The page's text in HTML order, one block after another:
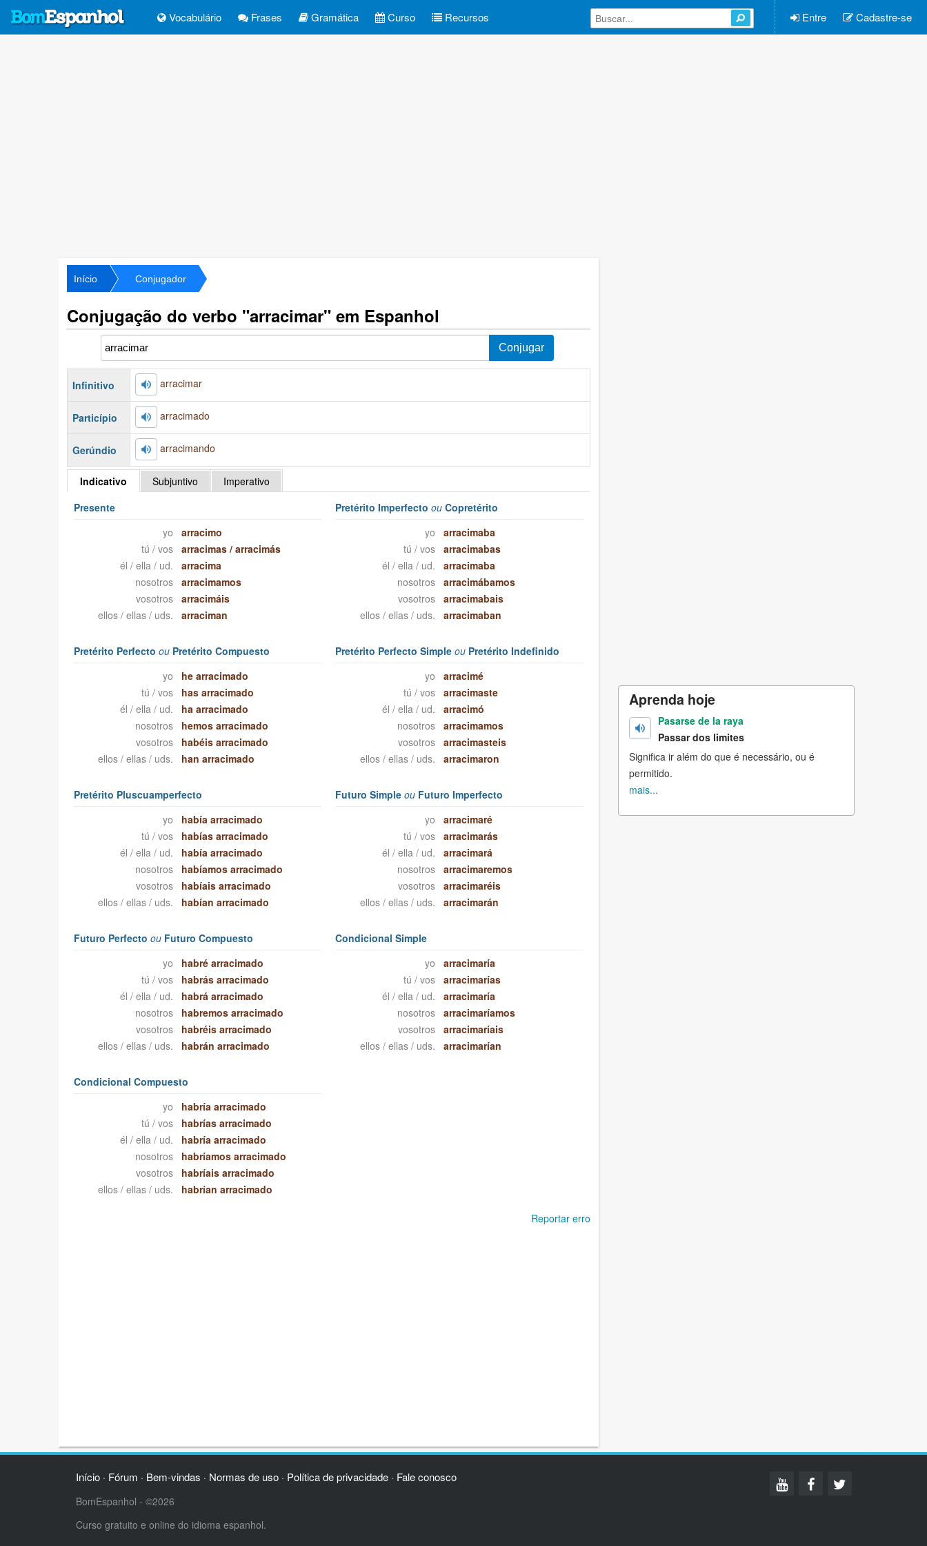
Vocabulário Frases Gramática Curso Recursos Entre Cadastre-se
Início Conjugador
Conjugação do verbo "arracimar" em Espanhol
Infinitivo arracimar
Particípio arracimado
Gerúndio arracimando
Indicativo Subjuntivo
Imperativo
Presente
yo
arracimo
tú / vos
arracimas /arracimás
él / ella / ud.
arracima
nosotros
arracimamos
vosotros
arracimáis
ellos / ellas / uds.
arraciman
Pretérito Imperfectoou Copretérito
yo
arracimaba
tú / vos
arracimabas
él / ella / ud.
arracimaba
nosotros
arracimábamos
vosotros
arracimabais
ellos / ellas / uds.
arracimaban
Pretérito Perfecto ouPretérito Compuesto
yo
he arracimado
tú / vos
has arracimado
él / ella / ud.
ha arracimado
nosotros
hemos arracimado
vosotros
habéis arracimado
ellos / ellas / uds.
han arracimado
Pretérito Perfecto Simpleou Pretérito Indefinido
yo
arracimé
tú / vos
arracimaste
él / ella / ud.
arracimó
nosotros
arracimamos
vosotros
arracimasteis
ellos / ellas / uds.
arracimaron
Pretérito Pluscuamperfecto
yo
había arracimado
tú / vos
habías arracimado
él / ella / ud.
había arracimado
nosotros
habíamos arracimado
vosotros
habíais arracimado
ellos / ellas / uds.
habían arracimado
Futuro Simpleou Futuro Imperfecto
yo
arracimaré
tú / vos
arracimarás
él / ella / ud.
arracimará
nosotros
arracimaremos
vosotros
arracimaréis
ellos / ellas / uds.
arracimarán
Futuro Perfecto ouFuturo Compuesto
yo
habré arracimado
tú / vos
habrás arracimado
él / ella / ud.
habrá arracimado
nosotros
habremos arracimado
vosotros
habréis arracimado
ellos / ellas / uds.
habrán arracimado
Condicional Simple
yo
arracimaría
tú / vos
arracimarías
él / ella / ud.
arracimaría
nosotros
arracimaríamos
vosotros
arracimaríais
ellos / ellas / uds.
arracimarían
Condicional Compuesto
yo
habría arracimado
tú / vos
habrías arracimado
él / ella / ud.
habría arracimado
nosotros
habríamos arracimado
vosotros
habríais arracimado
ellos / ellas / uds.
habrían arracimado
Reportar erro
Aprenda hoje
Pasarse de la raya
Passar dos limites
Significa ir além do que é necessário, ou é
permitido.
mais...
Início· Fórum · Bem-vindas · Normas de uso· Política de privacidade· Fale conosco
BomEspanhol - ©2026
Curso gratuito e online do idioma espanhol.